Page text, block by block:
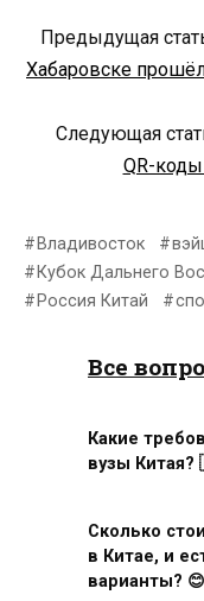
Предыдущая
Хабаровске
Следующая
QR-
Владивосток
Кубок Дальнего
Россия Китай
Все
Какие
вузы
Сколько
в Китае, и
варианты? 😊